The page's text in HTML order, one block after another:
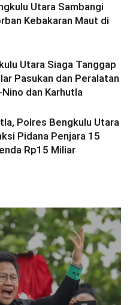
Utara Sambangi
Kebakaran Maut di
Utara Siaga Tanggap
Pasukan dan Peralatan
dan Karhutla
Polres Bengkulu Utara
Pidana Penjara 15
Rp15 Miliar